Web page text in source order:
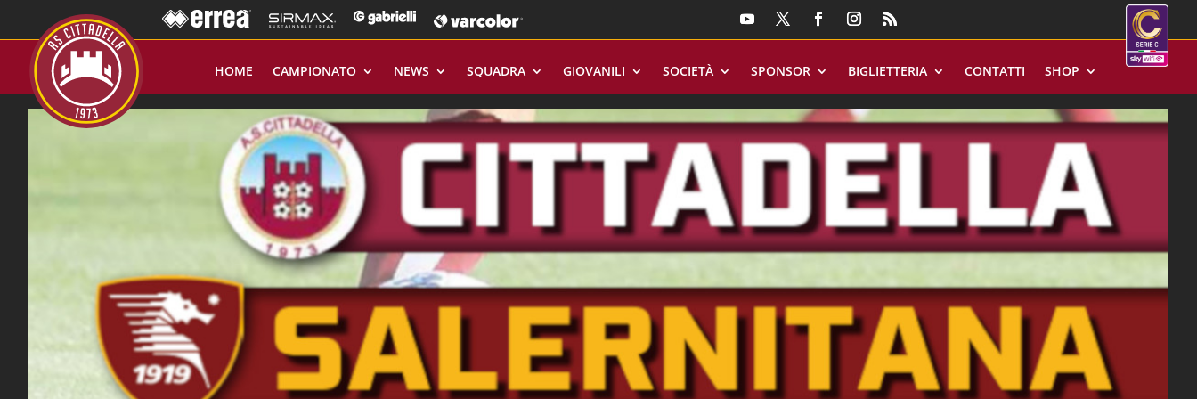
HOME CAMPIONATO NEWS SQUADRA GIOVANILI SOCIETÀ SPONSOR BIGLIETTERIA CONTATTI SHOP